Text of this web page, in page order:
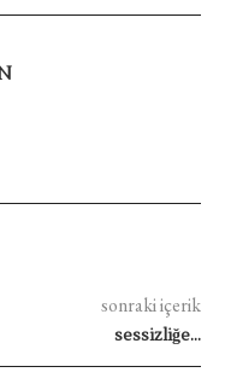
sonraki içerik
sessizliğe…